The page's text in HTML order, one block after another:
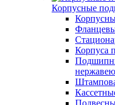
Корпусные
Корпуса